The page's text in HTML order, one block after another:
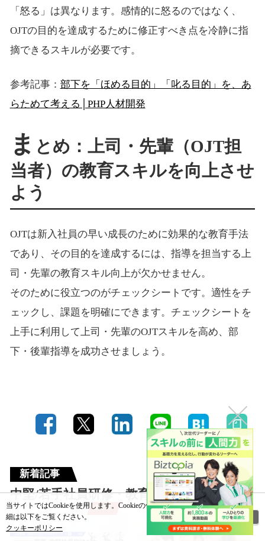
「怒る」は異なります。感情的に怒るのではなく、
OJTの目的を達成するために修正すべき点を冷静に指
摘できるスキルが必要です。
参考記事： 部下を「ほめる目的」「叱る目的」を、あ
らためて考える│PHP人材開発
ま とめ：上司・先輩（OJT担
当者）の教育スキルを向上させ
よう
OJTは新入社員の早い成長のために効果的な教育手法
であり、その目的を達成するには、指導を担当する上
司・先輩の教育スキル向上が欠かせません。
そのために役立つのがチェックシートです。適性をチ
ェックし、課題を明確にできます。チェックシートを
上手に利用して上司・先輩のOJTスキルを高め、部
下・後輩指導を成功させましょう。
新着記事
中堅/若手社員研修・教育
NEW NEW
当サイトではCookieを使用します。Cookieの使用に関する詳
細は以下をご覧ください。
クッキーポリシー
閉じる